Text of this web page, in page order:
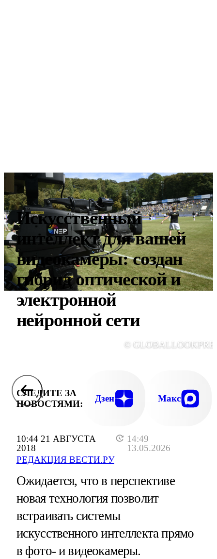
10:44 21 АВГУСТА
2018
14:49
13.05.2026
РЕДАКЦИЯ ВЕСТИ.РУ
Искусственный
интеллект для вашей
видеокамеры: создан
гибрид оптической и
электронной
нейронной сети
©
СЛЕДИТЕ ЗА
НОВОСТЯМИ:
Дзен Макс
Ожидается, что в перспективе
новая технология позволит
встраивать системы
искусственного интеллекта прямо
в фото- и видеокамеры.